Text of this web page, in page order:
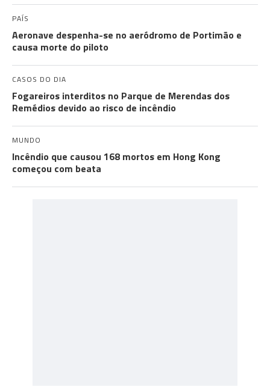
PAÍS
Aeronave despenha-se no aeródromo de Portimão e
causa morte do piloto
CASOS DO DIA
Fogareiros interditos no Parque de Merendas dos
Remédios devido ao risco de incêndio
MUNDO
Incêndio que causou 168 mortos em Hong Kong
começou com beata